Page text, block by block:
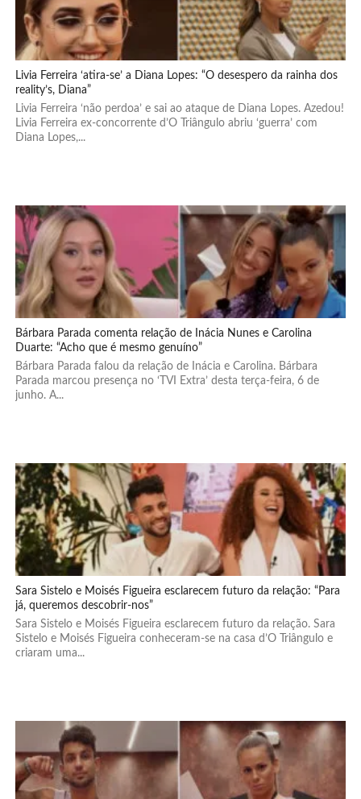
Livia Ferreira ‘atira-se’ a Diana Lopes: “O desespero da rainha dos
reality’s, Diana”
Livia Ferreira ‘não perdoa’ e sai ao ataque de Diana Lopes. Azedou!
Livia Ferreira ex-concorrente d’O Triângulo abriu ‘guerra’ com
Diana Lopes,...
Bárbara Parada comenta relação de Inácia Nunes e Carolina
Duarte: “Acho que é mesmo genuíno”
Bárbara Parada falou da relação de Inácia e Carolina. Bárbara
Parada marcou presença no ‘TVI Extra’ desta terça-feira, 6 de
junho. A...
Sara Sistelo e Moisés Figueira esclarecem futuro da relação: “Para
já, queremos descobrir-nos”
Sara Sistelo e Moisés Figueira esclarecem futuro da relação. Sara
Sistelo e Moisés Figueira conheceram-se na casa d’O Triângulo e
criaram uma...